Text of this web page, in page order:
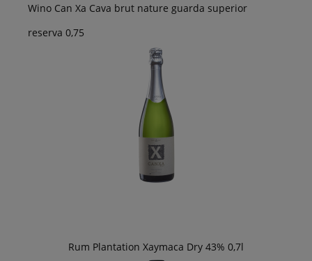
Wino Can Xa Cava brut nature guarda superior
reserva 0,75
Rum Plantation Xaymaca Dry 43% 0,7l